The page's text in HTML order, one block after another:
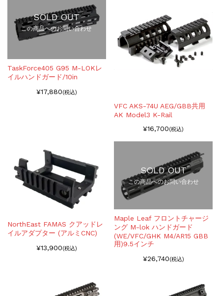
SOLD OUT
この商品へのお問い合わせ
TaskForce405 G95 M-LOKレ
イルハンドガード/10in
¥17,880(税込)
VFC AKS-74U AEG/GBB共用
AK Model3 K-Rail
¥16,700(税込)
NorthEast FAMAS クアッドレ
イルアダプター (アルミCNC)
¥13,900(税込)
SOLD OUT
この商品へのお問い合わせ
Maple Leaf フロントチャージ
ング M-lok ハンドガード
(WE/VFC/GHK M4/AR15 GBB
用)9.5インチ
¥26,740(税込)